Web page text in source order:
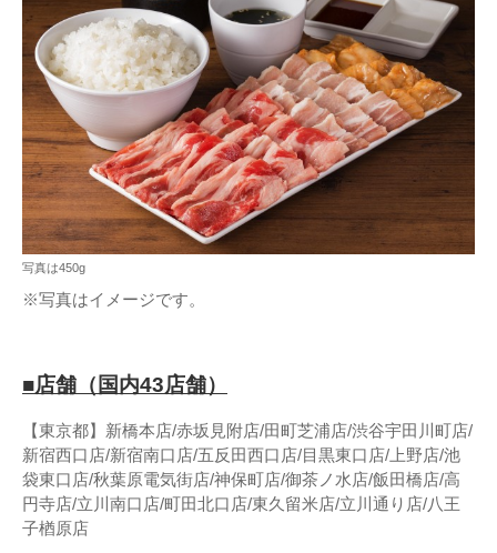
写真は450g
※写真はイメージです。
■店舗（国内43店舗）
【東京都】新橋本店/赤坂見附店/田町芝浦店/渋谷宇田川町店/
新宿西口店/新宿南口店/五反田西口店/目黒東口店/上野店/池
袋東口店/秋葉原電気街店/神保町店/御茶ノ水店/飯田橋店/高
円寺店/立川南口店/町田北口店/東久留米店/立川通り店/八王
子楢原店